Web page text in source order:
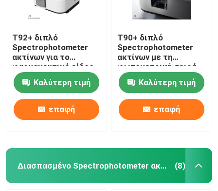
T92+ διπλό
Spectrophotometer
ακτίνων για το
φαρμακευτικό είδος,
ανιχνευτής PMT
Καλύτερη τιμή
επαφή
T90+ διπλό
Spectrophotometer
ακτίνων με τη
φωτομετρική σειρά
-4.0-4.0Abs & του
υψηλού ψηφίσματος
Καλύτερη τιμή
επαφή
Διασπασμένο Spectrophotometer ακτίνων (8)